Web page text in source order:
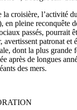
la croisière, l’activité
pleine reconquête
passés, pourrait
avertissent patronat et
dont la plus grande
après de longues
des mers.